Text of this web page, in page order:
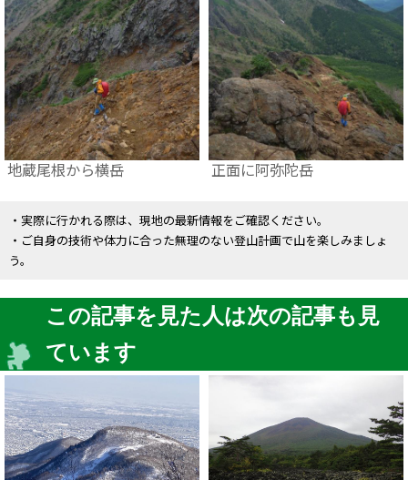
地蔵尾根から横岳 正面に阿弥陀岳
・実際に行かれる際は、現地の最新情報をご確認ください。
・ご自身の技術や体力に合った無理のない登山計画で山を楽しみましょ
う。
この記事を見た人は次の記事も見
ています